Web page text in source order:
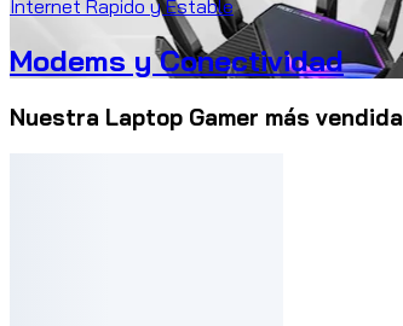
Internet Rapido y Estable
Modems y Conectividad
Nuestra Laptop Gamer más vendida